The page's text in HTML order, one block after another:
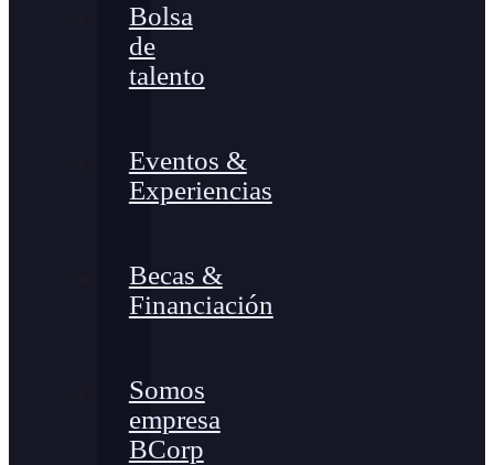
Bolsa
de
talento
Eventos &
Experiencias
Becas &
Financiación
Somos
empresa
BCorp